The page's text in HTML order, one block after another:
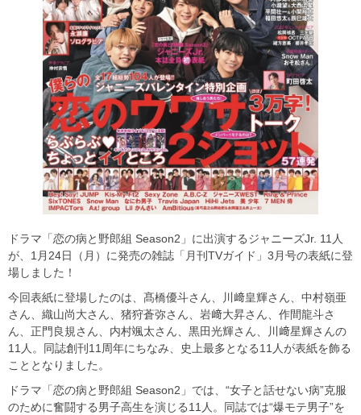
ドラマ「恋の病と野郎組 Season2」に出演するジャニーズJr. 11人
が、1月24日（月）に発売の雑誌「月刊TVガイド」3月号の表紙に登
場しました！
今回表紙に登場したのは、髙橋優斗さん、川﨑皇輝さん、中村嶺亜
さん、織山尚大さん、猪狩蒼弥さん、岩﨑大昇さん、作間龍斗さ
ん、正門良規さん、内村颯太さん、黒田光輝さん、川﨑星輝さんの
11人。同誌創刊11周年にちなみ、史上最多となる11人が表紙を飾る
こととなりました。
ドラマ「恋の病と野郎組 Season2」では、“女子と話せない病”克服
のために奮闘する男子高生を演じる11人。同誌では“爆モテ男子”を